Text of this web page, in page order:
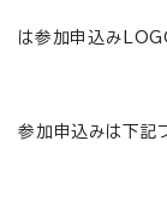
は参加申込み
参加申込みは下記